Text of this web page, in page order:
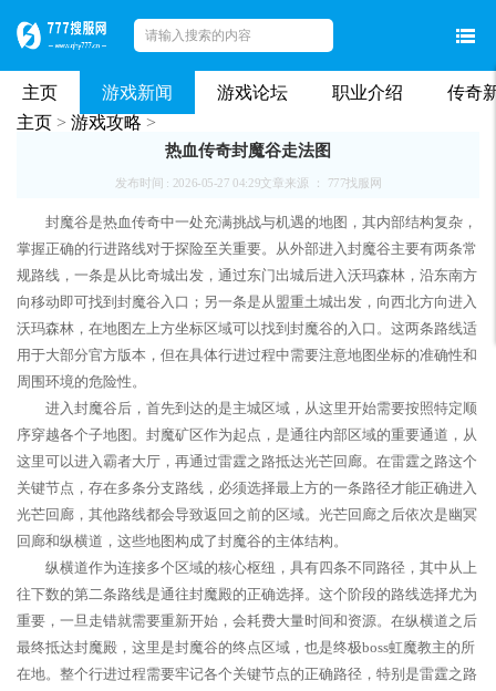
主页 游戏新闻 游戏论坛 职业介绍
传奇
主页 > 游戏攻略 >
热血传奇封魔谷走法图
发布时间 : 2026-05-27 04:29文章来源 ： 777找服网
封魔谷是热血传奇中一处充满挑战与机遇的地图，其内部结构复杂，
掌握正确的行进路线对于探险至关重要。从外部进入封魔谷主要有两条常
规路线，一条是从比奇城出发，通过东门出城后进入沃玛森林，沿东南方
向移动即可找到封魔谷入口；另一条是从盟重土城出发，向西北方向进入
沃玛森林，在地图左上方坐标区域可以找到封魔谷的入口。这两条路线适
用于大部分官方版本，但在具体行进过程中需要注意地图坐标的准确性和
周围环境的危险性。
进入封魔谷后，首先到达的是主城区域，从这里开始需要按照特定顺
序穿越各个子地图。封魔矿区作为起点，是通往内部区域的重要通道，从
这里可以进入霸者大厅，再通过雷霆之路抵达光芒回廊。在雷霆之路这个
关键节点，存在多条分支路线，必须选择最上方的一条路径才能正确进入
光芒回廊，其他路线都会导致返回之前的区域。光芒回廊之后依次是幽冥
回廊和纵横道，这些地图构成了封魔谷的主体结构。
纵横道作为连接多个区域的核心枢纽，具有四条不同路径，其中从上
往下数的第二条路线是通往封魔殿的正确选择。这个阶段的路线选择尤为
重要，一旦走错就需要重新开始，会耗费大量时间和资源。在纵横道之后
最终抵达封魔殿，这里是封魔谷的终点区域，也是终极boss虹魔教主的所
在地。整个行进过程需要牢记各个关键节点的正确路径，特别是雷霆之路